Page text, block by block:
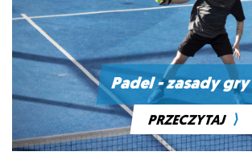
Padel - zasady gry
PRZECZYTAJ ⟩